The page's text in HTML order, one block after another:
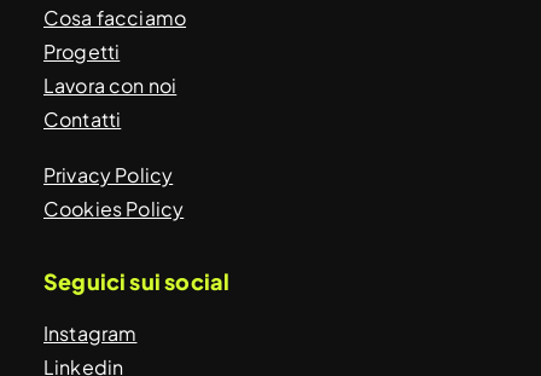
Cosa facciamo
Progetti
Lavora con noi
Contatti
Privacy Policy
Cookies Policy
Seguici sui social
Instagram
Linkedin